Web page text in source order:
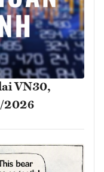
VN30,
2026